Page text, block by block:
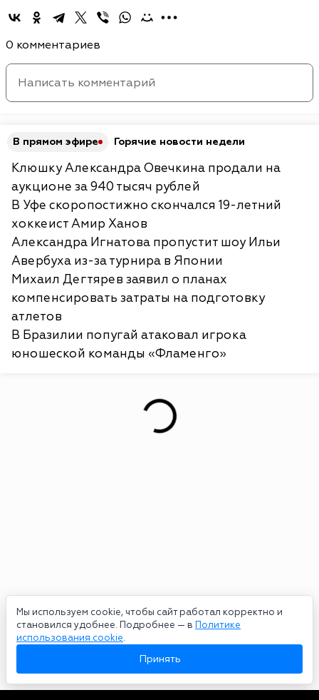
Мы используем cookie, чтобы сайт работал корректно и
становился удобнее. Подробнее — в Политике
использования cookie.
Принять
0 комментариев
В прямом эфире Горячие новости недели
Клюшку Александра Овечкина продали на
аукционе за 940 тысяч рублей
В Уфе скоропостижно скончался 19-летний
хоккеист Амир Ханов
Александра Игнатова пропустит шоу Ильи
Авербуха из-за турнира в Японии
Михаил Дегтярев заявил о планах
компенсировать затраты на подготовку
атлетов
В Бразилии попугай атаковал игрока
юношеской команды «Фламенго»